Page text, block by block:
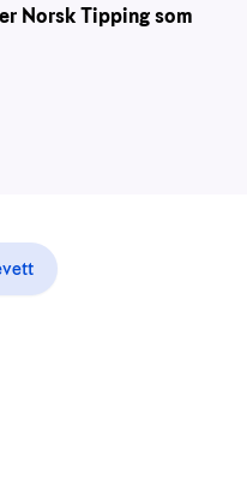
Norsk Tipping som